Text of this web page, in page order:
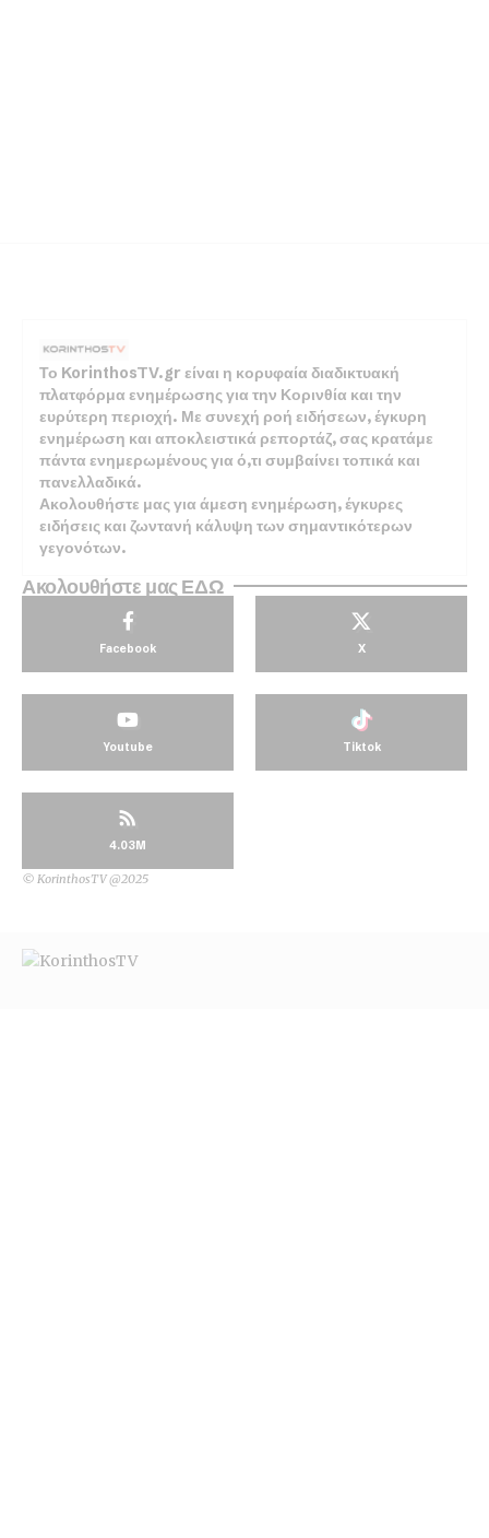
Το KorinthosTV.gr είναι η κορυφαία διαδικτυακή
πλατφόρμα ενημέρωσης για την Κορινθία και την
ευρύτερη περιοχή. Με συνεχή ροή ειδήσεων, έγκυρη
ενημέρωση και αποκλειστικά ρεπορτάζ, σας κρατάμε
πάντα ενημερωμένους για ό,τι συμβαίνει τοπικά και
πανελλαδικά.
Ακολουθήστε μας για άμεση ενημέρωση, έγκυρες
ειδήσεις και ζωντανή κάλυψη των σημαντικότερων
γεγονότων.
Ακολουθήστε μας ΕΔΩ
Facebook X
Youtube Tiktok
4.03M
© KorinthosTV @2025